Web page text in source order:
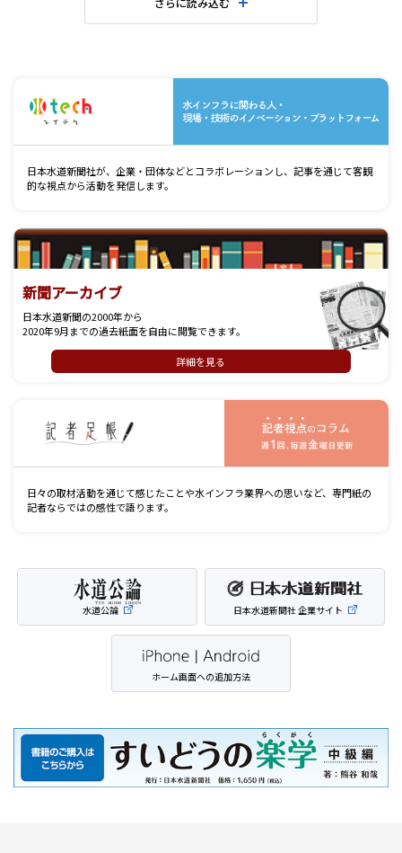
日本水道新聞社が、企業・団体などとコラボレーションし、記事を通じて客観
的な視点から活動を発信します。
新聞アーカイブ
日本水道新聞の2000年から
2020年9月までの過去紙面を自由に閲覧できます。
詳細を見る
日々の取材活動を通じて感じたことや水インフラ業界への思いなど、専門紙の
記者ならではの感性で語ります。
水道公論 日本水道新聞社 企業サイト
ホーム画面への追加方法